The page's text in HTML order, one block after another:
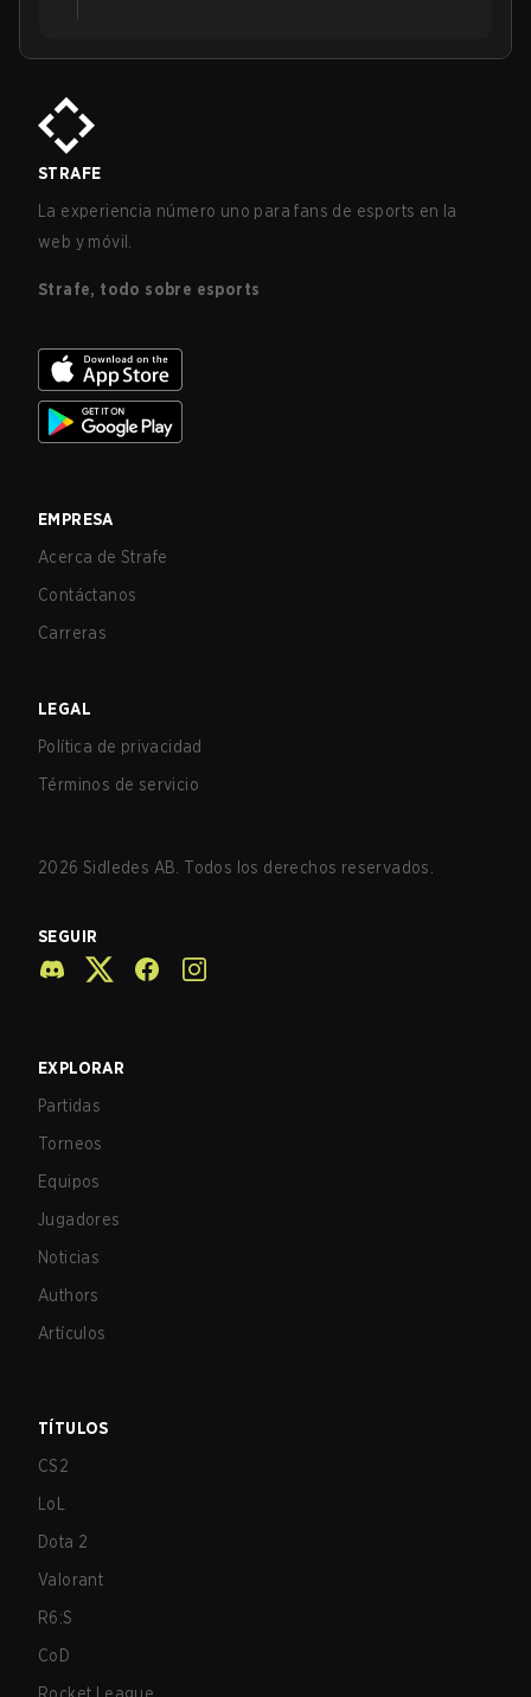
STRAFE
La experiencia número uno para fans de esports en la
web y móvil.
Strafe, todo sobre esports
EMPRESA
Acerca de Strafe
Contáctanos
Carreras
LEGAL
Política de privacidad
Términos de servicio
2026 Sidledes AB. Todos los derechos reservados.
SEGUIR
EXPLORAR
Partidas
Torneos
Equipos
Jugadores
Noticias
Authors
Artículos
TÍTULOS
CS2
LoL
Dota 2
Valorant
R6:S
CoD